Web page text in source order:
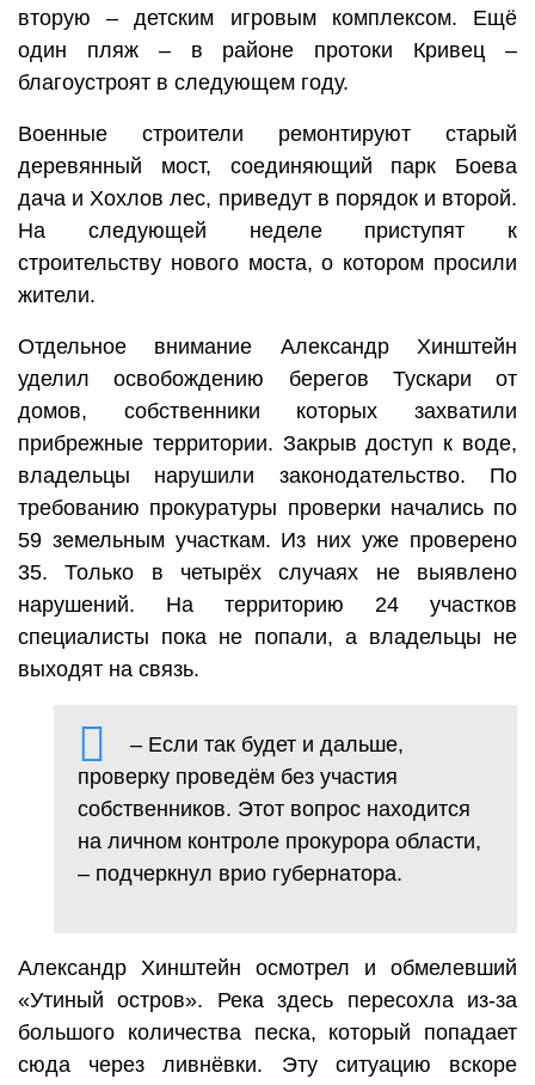
вторую – детским игровым комплексом. Ещё
один пляж – в районе протоки Кривец –
благоустроят в следующем году.
Военные строители ремонтируют старый
деревянный мост, соединяющий парк Боева
дача и Хохлов лес, приведут в порядок и второй.
На следующей неделе приступят к
строительству нового моста, о котором просили
жители.
Отдельное внимание Александр Хинштейн
уделил освобождению берегов Тускари от
домов, собственники которых захватили
прибрежные территории. Закрыв доступ к воде,
владельцы нарушили законодательство. По
требованию прокуратуры проверки начались по
59 земельным участкам. Из них уже проверено
35. Только в четырёх случаях не выявлено
нарушений. На территорию 24 участков
специалисты пока не попали, а владельцы не
выходят на связь.
– Если так будет и дальше,
проверку проведём без участия
собственников. Этот вопрос находится
на личном контроле прокурора области,
– подчеркнул врио губернатора.
Александр Хинштейн осмотрел и обмелевший
«Утиный остров». Река здесь пересохла из-за
большого количества песка, который попадает
сюда через ливнёвки. Эту ситуацию вскоре